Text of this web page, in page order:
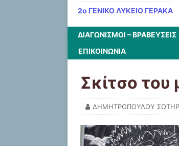
2ο ΓΕΝΙΚΟ ΛΥΚΕΙΟ ΓΕΡΑΚΑ
ΔΙΑΓΩΝΙΣΜΟΙ – ΒΡΑΒΕΥΣΕΙΣ
ΕΠΙΚΟΙΝΩΝΙΑ
Σκίτσο
ΔΗΜΗΤΡΟΠΟΥΛΟΥ